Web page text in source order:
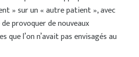
» sur un « autre patient », avec
provoquer de nouveaux
que l’on n’avait pas envisagés au